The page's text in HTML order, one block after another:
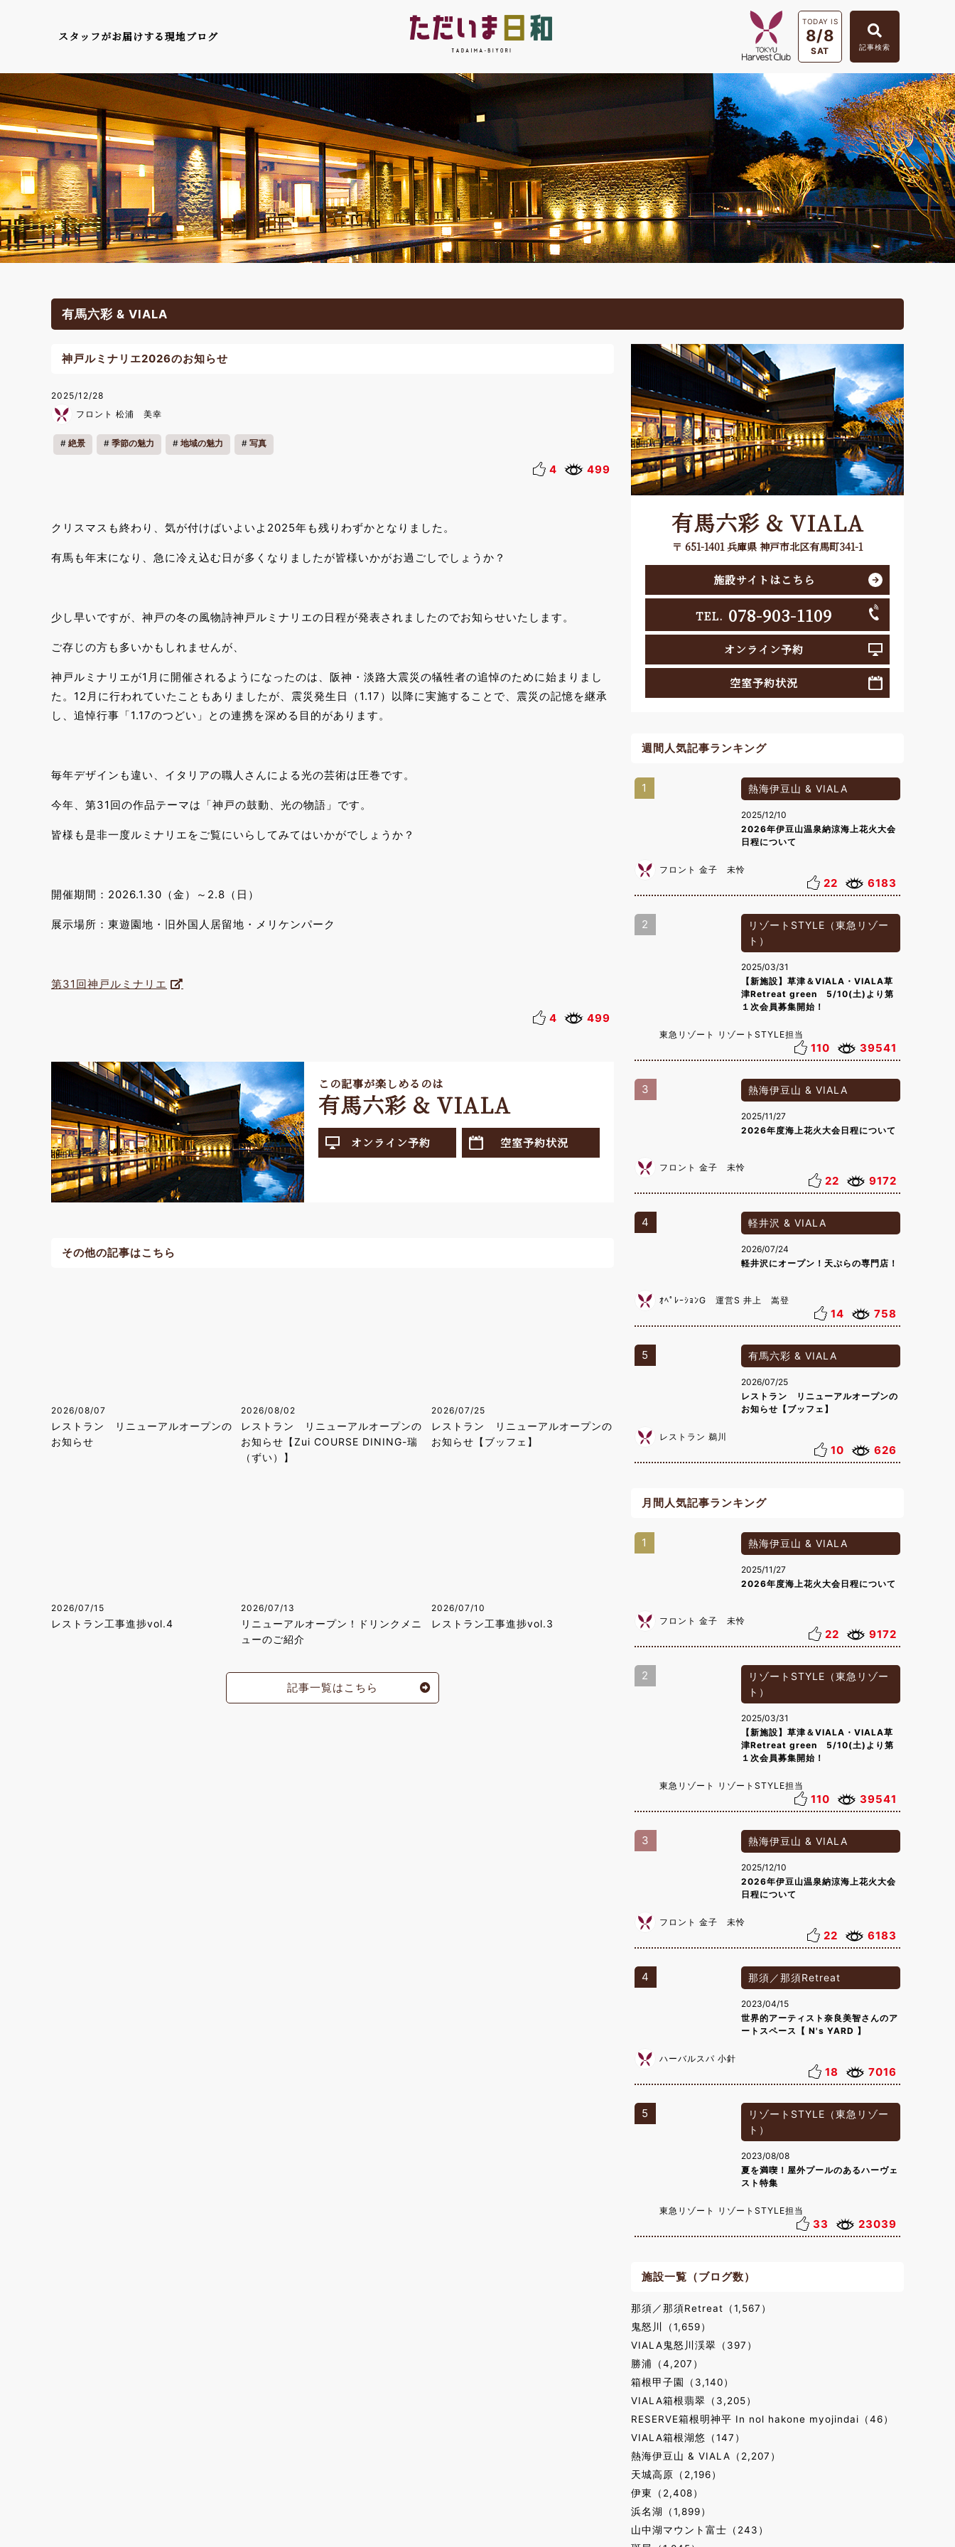
スタッフがお届けする現地ブログ
TODAY IS
8/8
SAT 記事検索
有馬六彩 & VIALA
神戸ルミナリエ2026のお知らせ
2025/12/28
フロント 松浦 美幸
絶景 季節の魅力 地域の魅力 写真
4 499
クリスマスも終わり、気が付けばいよいよ2025年も残りわずかとなりました。
有馬も年末になり、急に冷え込む日が多くなりましたが皆様いかがお過ごしでしょうか？
少し早いですが、神戸の冬の風物詩神戸ルミナリエの日程が発表されましたのでお知らせいたします。
ご存じの方も多いかもしれませんが、
神戸ルミナリエが1月に開催されるようになったのは、阪神・淡路大震災の犠牲者の追悼のために始まりまし
た。12月に行われていたこともありましたが、震災発生日（1.17）以降に実施することで、震災の記憶を継承
し、追悼行事「1.17のつどい」との連携を深める目的があります。
毎年デザインも違い、イタリアの職人さんによる光の芸術は圧巻です。
今年、第31回の作品テーマは「神戸の鼓動、光の物語」です。
皆様も是非一度ルミナリエをご覧にいらしてみてはいかがでしょうか？
開催期間：2026.1.30（金）～2.8（日）
展示場所：東遊園地・旧外国人居留地・メリケンパーク
第31回神戸ルミナリエ
4 499
この記事が楽しめるのは
有馬六彩 & VIALA
オンライン予約 空室予約状況
その他の記事はこちら
2026/08/07
レストラン リニューアルオープンの
お知らせ
2026/08/02
レストラン リニューアルオープンの
お知らせ【Zui COURSE DINING-瑞
（ずい）】
2026/07/25
レストラン リニューアルオープンの
お知らせ【ブッフェ】
2026/07/15
レストラン工事進捗vol.4
2026/07/13
リニューアルオープン！ドリンクメニ
ューのご紹介
2026/07/10
レストラン工事進捗vol.3
記事一覧はこちら
有馬六彩 & VIALA
〒 651-1401 兵庫県 神戸市北区有馬町341-1
施設サイトはこちら
TEL. 078-903-1109
オンライン予約
空室予約状況
週間人気記事ランキング
1 熱海伊豆山 & VIALA
2025/12/10
2026年伊豆山温泉納涼海上花火大会
日程について
フロント 金子 未怜
22 6183
2
リゾートSTYLE（東急リゾー
ト）
2025/03/31
【新施設】草津＆VIALA・VIALA草
津Retreat green 5/10(土)より第
１次会員募集開始！
東急リゾート リゾートSTYLE担当
110 39541
3 熱海伊豆山 & VIALA
2025/11/27
2026年度海上花火大会日程について
フロント 金子 未怜
22 9172
4 軽井沢 & VIALA
2026/07/24
軽井沢にオープン！天ぷらの専門店！
ｵﾍﾟﾚｰｼｮﾝG 運営S 井上 嵩登
14 758
5 有馬六彩 & VIALA
2026/07/25
レストラン リニューアルオープンの
お知らせ【ブッフェ】
レストラン 鵜川
10 626
月間人気記事ランキング
1 熱海伊豆山 & VIALA
2025/11/27
2026年度海上花火大会日程について
フロント 金子 未怜
22 9172
2
リゾートSTYLE（東急リゾー
ト）
2025/03/31
【新施設】草津＆VIALA・VIALA草
津Retreat green 5/10(土)より第
１次会員募集開始！
東急リゾート リゾートSTYLE担当
110 39541
3 熱海伊豆山 & VIALA
2025/12/10
2026年伊豆山温泉納涼海上花火大会
日程について
フロント 金子 未怜
22 6183
4 那須／那須Retreat
2023/04/15
世界的アーティスト奈良美智さんのア
ートスペース【 N's YARD 】
ハーバルスパ 小針
18 7016
5
リゾートSTYLE（東急リゾー
ト）
2023/08/08
夏を満喫！屋外プールのあるハーヴェ
スト特集
東急リゾート リゾートSTYLE担当
33 23039
施設一覧（ブログ数）
那須／那須Retreat（1,567）
鬼怒川（1,659）
VIALA鬼怒川渓翠（397）
勝浦（4,207）
箱根甲子園（3,140）
VIALA箱根翡翠（3,205）
RESERVE箱根明神平 In nol hakone myojindai（46）
VIALA箱根湖悠（147）
熱海伊豆山 & VIALA（2,207）
天城高原（2,196）
伊東（2,408）
浜名湖（1,899）
山中湖マウント富士（243）